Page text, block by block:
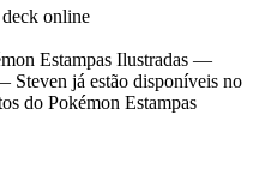
online
Estampas Ilustradas —
já estão disponíveis no
do Pokémon Estampas